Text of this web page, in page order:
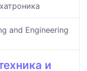
and Engineering
и